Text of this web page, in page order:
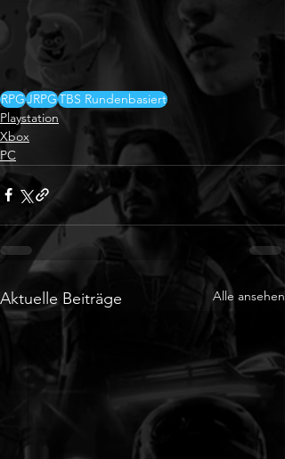
RPGJRPGTBS Rundenbasiert
Playstation
Xbox
PC
Aktuelle Beiträge Alle ansehen